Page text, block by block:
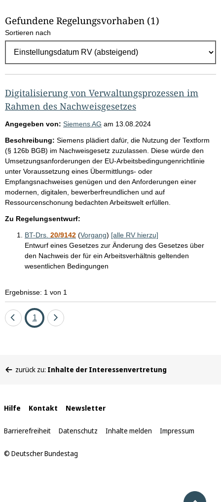
l
E
g
e
b
n
i
s
e
p
r
o
S
Gefundene Regelungsvorhaben (1)
Sortieren nach
Digitalisierung von Verwaltungsprozessen im
Rahmen des Nachweisgesetzes
Angegeben von: Siemens AG am 13.08.2024
Beschreibung: Siemens plädiert dafür, die Nutzung der Textform
(§ 126b BGB) im Nachweisgesetz zuzulassen. Diese würde den
Umsetzungsanforderungen der EU-Arbeitsbedingungenrichtlinie
unter Voraussetzung eines Übermittlungs- oder
Empfangsnachweises genügen und den Anforderungen einer
modernen, digitalen, bewerberfreundlichen und auf
Ressourcenschonung bedachten Arbeitswelt erfüllen.
Zu Regelungsentwurf:
BT-Drs. 20/9142 (Vorgang) [alle RV hierzu]
Entwurf eines Gesetzes zur Änderung des Gesetzes über
den Nachweis der für ein Arbeitsverhältnis geltenden
wesentlichen Bedingungen
Ergebnisse: 1 von 1
EineSeite
1
Eine
befinden
zurück zu: Inhalte der Interessenvertretung
Interne
Links
Hilfe Kontakt Newsletter
Barrierefreiheit Datenschutz Inhalte melden Impressum
© Deutscher Bundestag